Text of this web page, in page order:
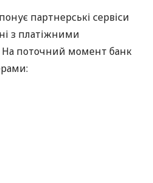
партнерські сервіси
з платіжними
На поточний момент банк